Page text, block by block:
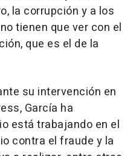
la corrupción y a los
tienen que ver con el
que es el de la
su intervención en
García ha
está trabajando en el
contra el fraude y la